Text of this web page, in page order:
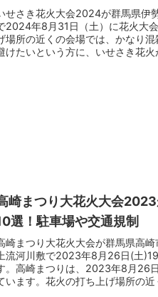
せさき花火大会2024が群馬県伊
2024年8月31日（土）に花火大
場所の近くの会場では、かなり
けたいという方に、いせさき花
崎まつり大花火大会
選！駐車場や交通規制
崎まつり大花火大会が群馬県高
流河川敷で2023年8月26日(土
。高崎まつりは、2023年8月26
います。花火の打ち上げ場所の